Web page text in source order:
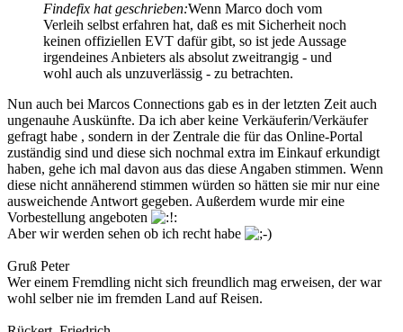
Findefix hat geschrieben:Wenn Marco doch vom
Verleih selbst erfahren hat, daß es mit Sicherheit noch
keinen offiziellen EVT dafür gibt, so ist jede Aussage
irgendeines Anbieters als absolut zweitrangig - und
wohl auch als unzuverlässig - zu betrachten.
Nun auch bei Marcos Connections gab es in der letzten Zeit auch
ungenauhe Auskünfte. Da ich aber keine Verkäuferin/Verkäufer
gefragt habe , sondern in der Zentrale die für das Online-Portal
zuständig sind und diese sich nochmal extra im Einkauf erkundigt
haben, gehe ich mal davon aus das diese Angaben stimmen. Wenn
diese nicht annäherend stimmen würden so hätten sie mir nur eine
ausweichende Antwort gegeben. Außerdem wurde mir eine
Vorbestellung angeboten
Aber wir werden sehen ob ich recht habe
Gruß Peter
Wer einem Fremdling nicht sich freundlich mag erweisen, der war
wohl selber nie im fremden Land auf Reisen.